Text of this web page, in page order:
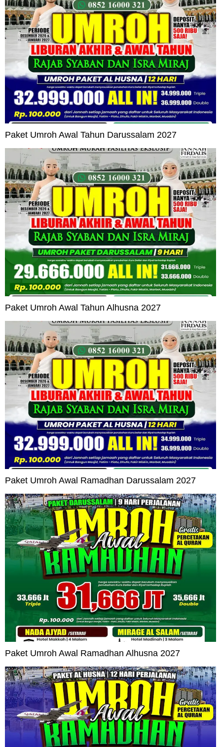
Paket Umroh Awal Tahun Darussalam 2027
Paket Umroh Awal Tahun Alhusna 2027
Paket Umroh Awal Ramadhan Darussalam 2027
Paket Umroh Awal Ramadhan Alhusna 2027